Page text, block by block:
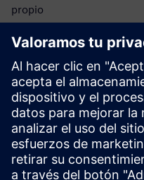
propio
Sell
Revende y vende de
digital habilitado
Service
Proporciona un servicio
Siemens Xcelerator que
integrarlo, operarlo o